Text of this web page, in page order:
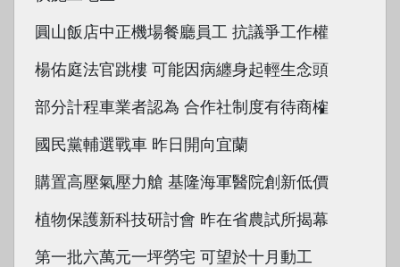
圓山飯店中正機場餐廳員工 抗議爭工作權
楊佑庭法官跳樓 可能因病纏身起輕生念頭
部分計程車業者認為 合作社制度有待商榷
國民黨輔選戰車 昨日開向宜蘭
購置高壓氣壓力艙 基隆海軍醫院創新低價
植物保護新科技研討會 昨在省農試所揭幕
第一批六萬元一坪勞宅 可望於十月動工